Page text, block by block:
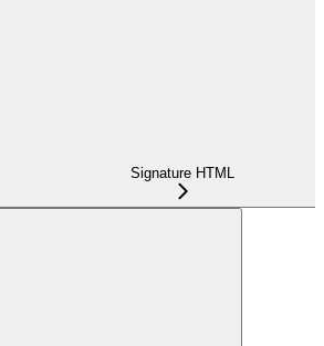
Signature HTML